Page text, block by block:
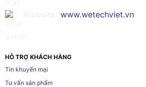
www.wetechviet.vn
HỖ TRỢ KHÁCH HÀNG
Tin khuyến mại
Tư vấn sản phẩm